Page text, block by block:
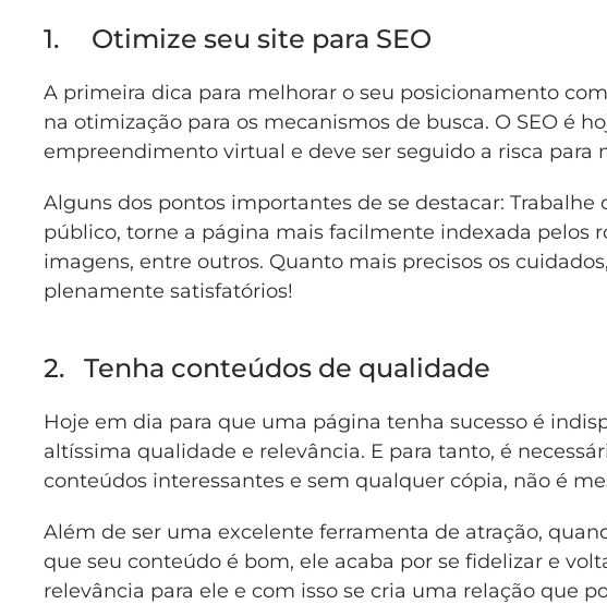
1. Otimize seu site para SEO
A primeira dica para melhorar o seu posicionamento com
na otimização para os mecanismos de busca. O SEO é
empreendimento virtual e deve ser seguido a risca para
Alguns dos pontos importantes de se destacar: Trabalhe
público, torne a página mais facilmente indexada pelos
imagens, entre outros. Quanto mais precisos os
plenamente satisfatórios!
2. Tenha conteúdos de qualidade
Hoje em dia para que uma página tenha sucesso é
altíssima qualidade e relevância. E para tanto, é
conteúdos interessantes e sem qualquer cópia, não é
Além de ser uma excelente ferramenta de atração,
que seu conteúdo é bom, ele acaba por se fidelizar e
relevância para ele e com isso se cria uma relação que